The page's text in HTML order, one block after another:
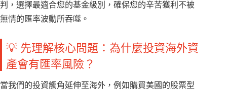
判，選擇最適合您的基金級別，確保您的辛苦獲利不被
無情的匯率波動所吞噬。
💡 先理解核心問題：為什麼投資海外資
產會有匯率風險？
當我們的投資觸角延伸至海外，例如購買美國的股票型